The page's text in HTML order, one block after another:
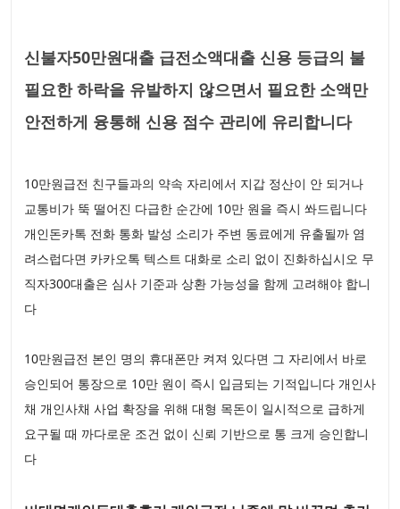
신불자50만원대출 급전소액대출 신용 등급의 불
필요한 하락을 유발하지 않으면서 필요한 소액만
안전하게 융통해 신용 점수 관리에 유리합니다
10만원급전 친구들과의 약속 자리에서 지갑 정산이 안 되거나
교통비가 뚝 떨어진 다급한 순간에 10만 원을 즉시 쏴드립니다
개인돈카톡 전화 통화 발성 소리가 주변 동료에게 유출될까 염
려스럽다면 카카오톡 텍스트 대화로 소리 없이 진화하십시오 무
직자300대출은 심사 기준과 상환 가능성을 함께 고려해야 합니
다
10만원급전 본인 명의 휴대폰만 켜져 있다면 그 자리에서 바로
승인되어 통장으로 10만 원이 즉시 입금되는 기적입니다 개인사
채 개인사채 사업 확장을 위해 대형 목돈이 일시적으로 급하게
요구될 때 까다로운 조건 없이 신뢰 기반으로 통 크게 승인합니
다